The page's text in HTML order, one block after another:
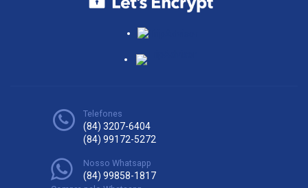
Telefones
(84) 3207-6404
(84) 99172-5272
Nosso Whatsapp
(84) 99858-1817